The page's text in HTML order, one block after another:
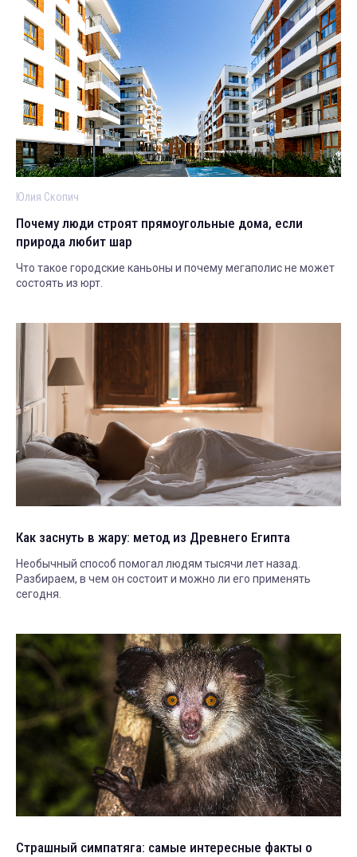
Юлия Скопич
Почему люди строят прямоугольные дома, если
природа любит шар
Что такое городские каньоны и почему мегаполис не может
состоять из юрт.
Как заснуть в жару: метод из Древнего Египта
Необычный способ помогал людям тысячи лет назад.
Разбираем, в чем он состоит и можно ли его применять
сегодня.
Страшный симпатяга: самые интересные факты о